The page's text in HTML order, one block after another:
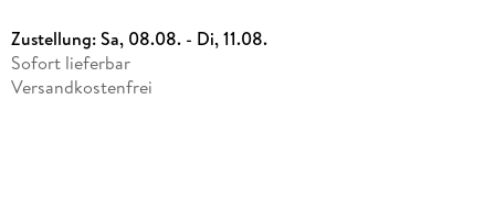
Zustellung:Sa, 08.08. - Di, 11.08.
Sofort lieferbar
Versandkostenfrei